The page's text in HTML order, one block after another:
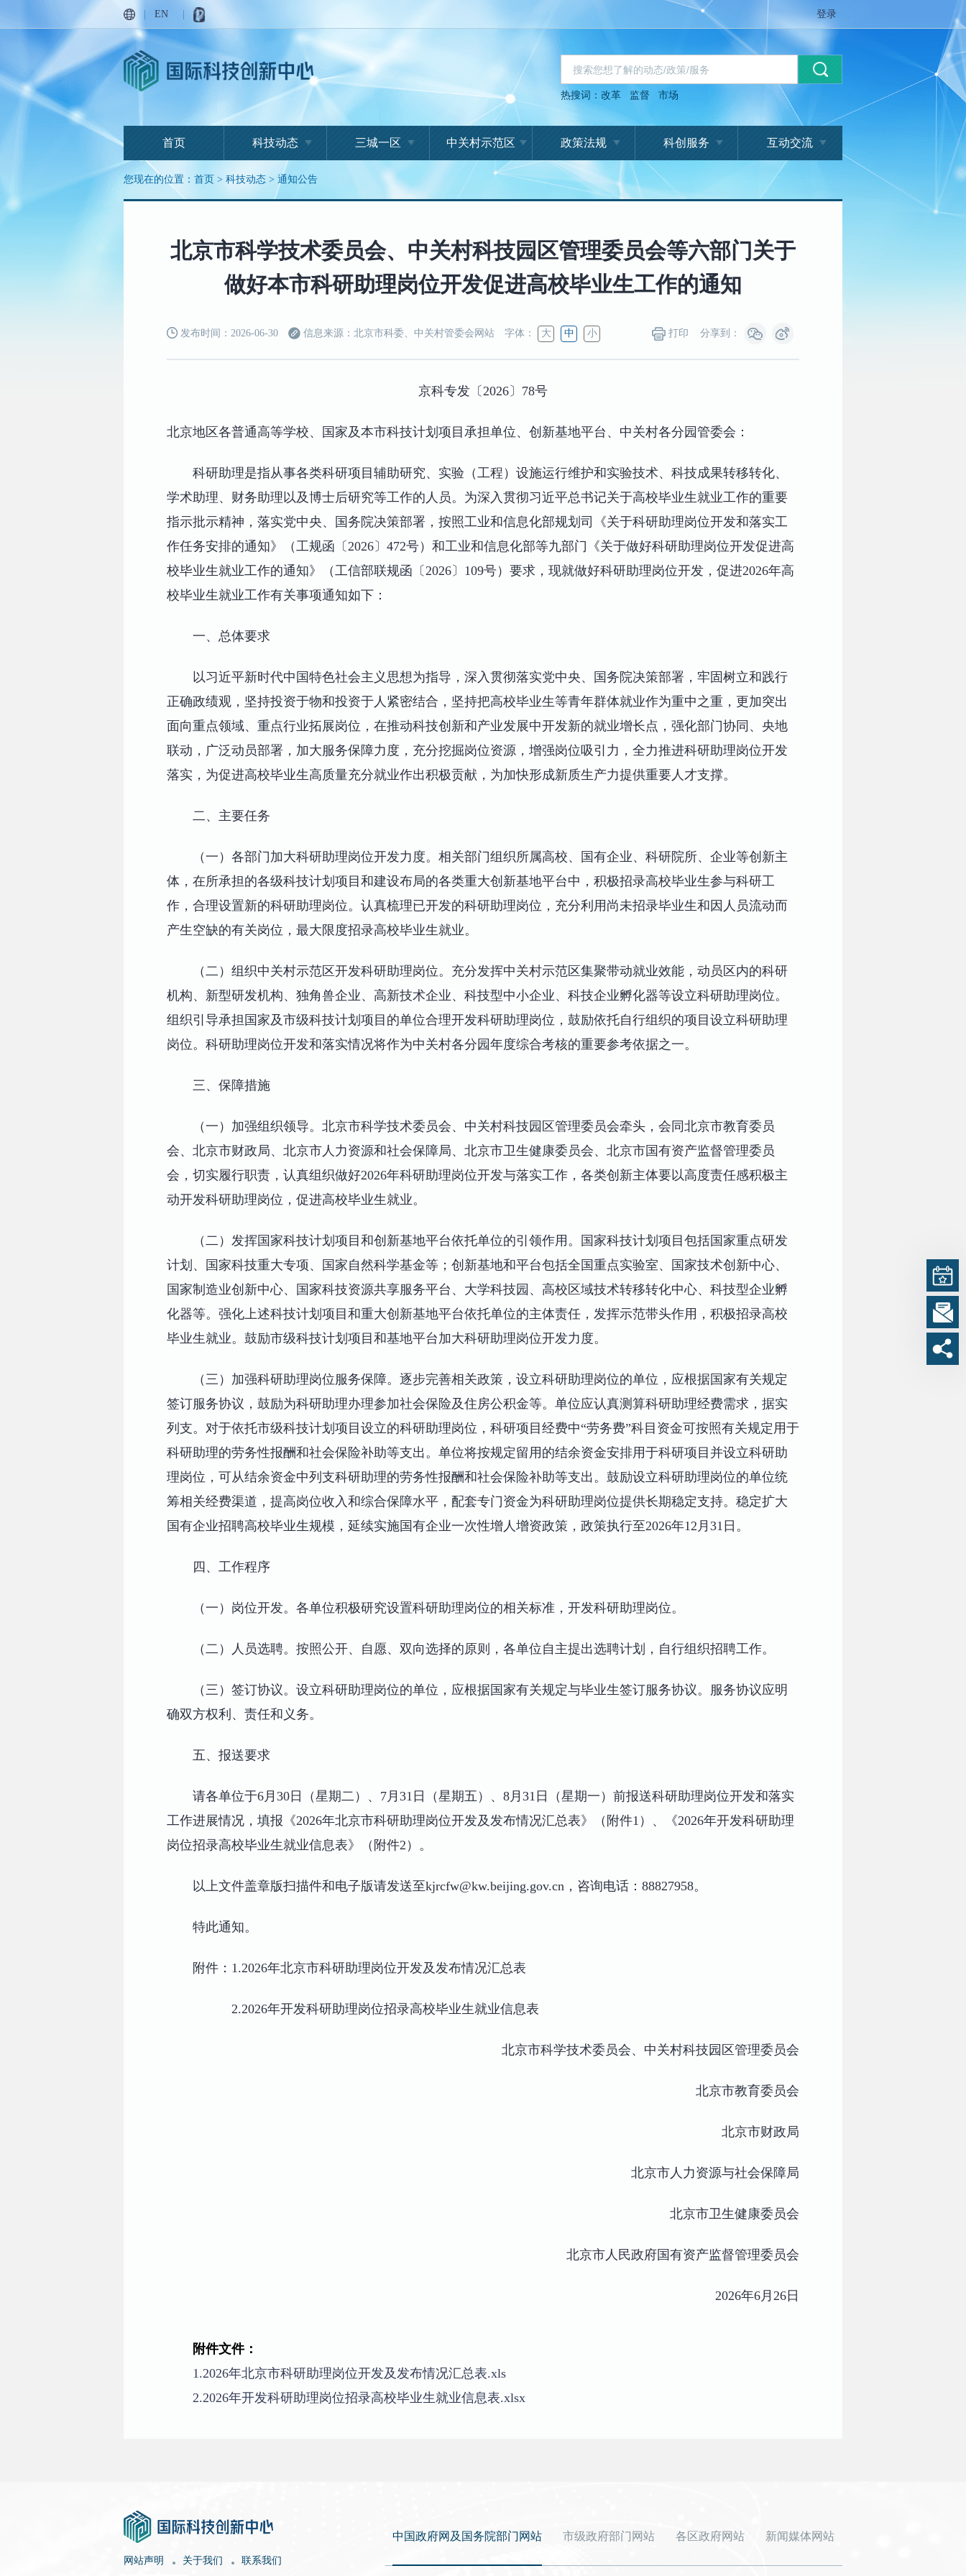
EN 登录
热搜词：改革 监督 市场
首页 科技动态 三城一区 中关村示范区 政策法规 科创服务 互动交流
您现在的位置： 首页 > 科技动态 > 通知公告
北京市科学技术委员会、中关村科技园区管理委员会等六部门关于
做好本市科研助理岗位开发促进高校毕业生工作的通知
发布时间：2026-06-30 信息来源：北京市科委、中关村管委会网站 字体： 大 中 小 打印 分享到：
京科专发〔2026〕78号
北京地区各普通高等学校、国家及本市科技计划项目承担单位、创新基地平台、中关村各分园管委会：
科研助理是指从事各类科研项目辅助研究、实验（工程）设施运行维护和实验技术、科技成果转移转化、
学术助理、财务助理以及博士后研究等工作的人员。为深入贯彻习近平总书记关于高校毕业生就业工作的重要
指示批示精神，落实党中央、国务院决策部署，按照工业和信息化部规划司《关于科研助理岗位开发和落实工
作任务安排的通知》（工规函〔2026〕472号）和工业和信息化部等九部门《关于做好科研助理岗位开发促进高
校毕业生就业工作的通知》（工信部联规函〔2026〕109号）要求，现就做好科研助理岗位开发，促进2026年高
校毕业生就业工作有关事项通知如下：
一、总体要求
以习近平新时代中国特色社会主义思想为指导，深入贯彻落实党中央、国务院决策部署，牢固树立和践行
正确政绩观，坚持投资于物和投资于人紧密结合，坚持把高校毕业生等青年群体就业作为重中之重，更加突出
面向重点领域、重点行业拓展岗位，在推动科技创新和产业发展中开发新的就业增长点，强化部门协同、央地
联动，广泛动员部署，加大服务保障力度，充分挖掘岗位资源，增强岗位吸引力，全力推进科研助理岗位开发
落实，为促进高校毕业生高质量充分就业作出积极贡献，为加快形成新质生产力提供重要人才支撑。
二、主要任务
（一）各部门加大科研助理岗位开发力度。相关部门组织所属高校、国有企业、科研院所、企业等创新主
体，在所承担的各级科技计划项目和建设布局的各类重大创新基地平台中，积极招录高校毕业生参与科研工
作，合理设置新的科研助理岗位。认真梳理已开发的科研助理岗位，充分利用尚未招录毕业生和因人员流动而
产生空缺的有关岗位，最大限度招录高校毕业生就业。
（二）组织中关村示范区开发科研助理岗位。充分发挥中关村示范区集聚带动就业效能，动员区内的科研
机构、新型研发机构、独角兽企业、高新技术企业、科技型中小企业、科技企业孵化器等设立科研助理岗位。
组织引导承担国家及市级科技计划项目的单位合理开发科研助理岗位，鼓励依托自行组织的项目设立科研助理
岗位。科研助理岗位开发和落实情况将作为中关村各分园年度综合考核的重要参考依据之一。
三、保障措施
（一）加强组织领导。北京市科学技术委员会、中关村科技园区管理委员会牵头，会同北京市教育委员
会、北京市财政局、北京市人力资源和社会保障局、北京市卫生健康委员会、北京市国有资产监督管理委员
会，切实履行职责，认真组织做好2026年科研助理岗位开发与落实工作，各类创新主体要以高度责任感积极主
动开发科研助理岗位，促进高校毕业生就业。
（二）发挥国家科技计划项目和创新基地平台依托单位的引领作用。国家科技计划项目包括国家重点研发
计划、国家科技重大专项、国家自然科学基金等；创新基地和平台包括全国重点实验室、国家技术创新中心、
国家制造业创新中心、国家科技资源共享服务平台、大学科技园、高校区域技术转移转化中心、科技型企业孵
化器等。强化上述科技计划项目和重大创新基地平台依托单位的主体责任，发挥示范带头作用，积极招录高校
毕业生就业。鼓励市级科技计划项目和基地平台加大科研助理岗位开发力度。
（三）加强科研助理岗位服务保障。逐步完善相关政策，设立科研助理岗位的单位，应根据国家有关规定
签订服务协议，鼓励为科研助理办理参加社会保险及住房公积金等。单位应认真测算科研助理经费需求，据实
列支。对于依托市级科技计划项目设立的科研助理岗位，科研项目经费中“劳务费”科目资金可按照有关规定用于
科研助理的劳务性报酬和社会保险补助等支出。单位将按规定留用的结余资金安排用于科研项目并设立科研助
理岗位，可从结余资金中列支科研助理的劳务性报酬和社会保险补助等支出。鼓励设立科研助理岗位的单位统
筹相关经费渠道，提高岗位收入和综合保障水平，配套专门资金为科研助理岗位提供长期稳定支持。稳定扩大
国有企业招聘高校毕业生规模，延续实施国有企业一次性增人增资政策，政策执行至2026年12月31日。
四、工作程序
（一）岗位开发。各单位积极研究设置科研助理岗位的相关标准，开发科研助理岗位。
（二）人员选聘。按照公开、自愿、双向选择的原则，各单位自主提出选聘计划，自行组织招聘工作。
（三）签订协议。设立科研助理岗位的单位，应根据国家有关规定与毕业生签订服务协议。服务协议应明
确双方权利、责任和义务。
五、报送要求
请各单位于6月30日（星期二）、7月31日（星期五）、8月31日（星期一）前报送科研助理岗位开发和落实
工作进展情况，填报《2026年北京市科研助理岗位开发及发布情况汇总表》（附件1）、《2026年开发科研助理
岗位招录高校毕业生就业信息表》（附件2）。
以上文件盖章版扫描件和电子版请发送至kjrcfw@kw.beijing.gov.cn，咨询电话：88827958。
特此通知。
附件：1.2026年北京市科研助理岗位开发及发布情况汇总表
2.2026年开发科研助理岗位招录高校毕业生就业信息表
北京市科学技术委员会、中关村科技园区管理委员会
北京市教育委员会
北京市财政局
北京市人力资源与社会保障局
北京市卫生健康委员会
北京市人民政府国有资产监督管理委员会
2026年6月26日
附件文件：
1.2026年北京市科研助理岗位开发及发布情况汇总表.xls
2.2026年开发科研助理岗位招录高校毕业生就业信息表.xlsx
网站声明 关于我们 联系我们
中国政府网及国务院部门网站 市级政府部门网站 各区政府网站 新闻媒体网站